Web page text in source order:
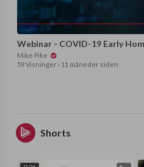
Webinar - COVID-19 Early
Mike Pike
59 Visninger · 11 måneder siden
Shorts